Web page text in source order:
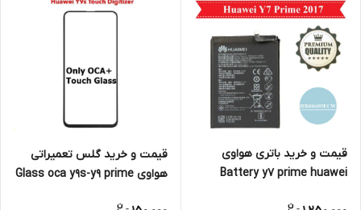
قیمت و خرید باتری هواوی
Battery y7 prime huawei
قیمت و خرید گلس تعمیراتی
هواوی Glass oca y9s-y9 prime